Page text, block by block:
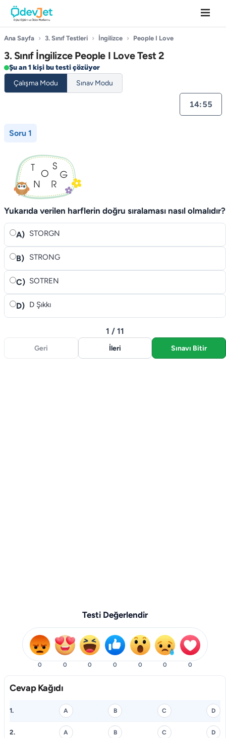
Ana Sayfa › 3. Sınıf Testleri › İngilizce › People I Love
3. Sınıf İngilizce People I Love Test 2
Şu an 1 kişi bu testi çözüyor
Çalışma Modu
Sınav Modu
14:55
Soru 1
Yukarıda verilen harflerin doğru sıralaması nasıl olmalıdır?
A) STORGN
B) STRONG
C) SOTREN
D) D Şıkkı
Geri
1 / 11
İleri Sınavı Bitir
Testi Değerlendir
0 0 0 0 0 0 0
Cevap Kağıdı
1. A B C D
2. A B C D